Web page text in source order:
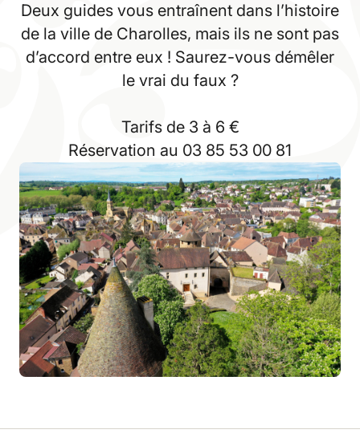
Deux guides vous entraînent dans l’histoire
de la ville de Charolles, mais ils ne sont pas
d’accord entre eux ! Saurez-vous démêler
le vrai du faux ?
Tarifs de 3 à 6 €
Réservation au 03 85 53 00 81